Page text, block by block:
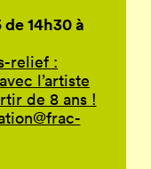
14h30 à
relief :
l’artiste
de 8 ans !